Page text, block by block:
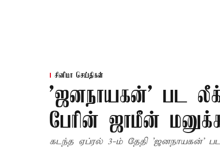
சினிமா செய்திகள்
'ஜனநாயகன்' பட லீக்
பேரின் ஜாமீன்
கடந்த ஏப்ரல் 3-ம் தேதி 'ஜனநாயகன்'